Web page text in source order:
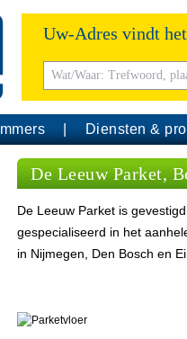
Uw-Adres vindt
Diensten &
De Leeuw Parket,
De Leeuw Parket is
gespecialiseerd in het
in Nijmegen, Den Bosch en